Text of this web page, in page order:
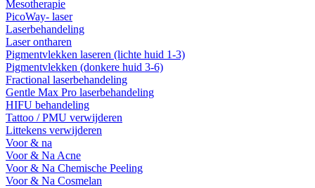
Mesotherapie
PicoWay- laser
Laserbehandeling
Laser ontharen
Pigmentvlekken laseren (lichte huid 1-3)
Pigmentvlekken (donkere huid 3-6)
Fractional laserbehandeling
Gentle Max Pro laserbehandeling
HIFU behandeling
Tattoo / PMU verwijderen
Littekens verwijderen
Voor & na
Voor & Na Acne
Voor & Na Chemische Peeling
Voor & Na Cosmelan